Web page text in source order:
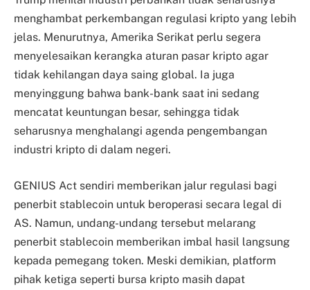
menghambat perkembangan regulasi kripto yang lebih
jelas. Menurutnya, Amerika Serikat perlu segera
menyelesaikan kerangka aturan pasar kripto agar
tidak kehilangan daya saing global. Ia juga
menyinggung bahwa bank-bank saat ini sedang
mencatat keuntungan besar, sehingga tidak
seharusnya menghalangi agenda pengembangan
industri kripto di dalam negeri.
GENIUS Act sendiri memberikan jalur regulasi bagi
penerbit stablecoin untuk beroperasi secara legal di
AS. Namun, undang-undang tersebut melarang
penerbit stablecoin memberikan imbal hasil langsung
kepada pemegang token. Meski demikian, platform
pihak ketiga seperti bursa kripto masih dapat